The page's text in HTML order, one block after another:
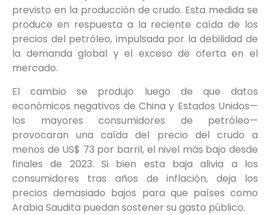
previsto en la producción de crudo. Esta medida se
produce en respuesta a la reciente caída de los
precios del petróleo, impulsada por la debilidad de
la demanda global y el exceso de oferta en el
mercado.
El cambio se produjo luego de que datos
económicos negativos de China y Estados Unidos—
los mayores consumidores de petróleo—
provocaran una caída del precio del crudo a
menos de US$ 73 por barril, el nivel más bajo desde
finales de 2023. Si bien esta baja alivia a los
consumidores tras años de inflación, deja los
precios demasiado bajos para que países como
Arabia Saudita puedan sostener su gasto público.